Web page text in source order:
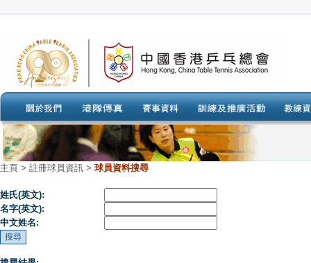
主頁 > 註冊球員資訊 > 球員資料搜尋
姓氏(英文):
名字(英文):
中文姓名: